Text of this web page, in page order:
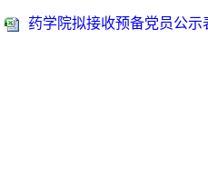
药学院拟接收预备党员公示